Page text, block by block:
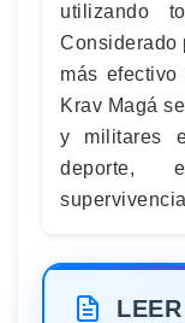
utilizando
Considerado
más
Krav Magá
y militares
deporte,